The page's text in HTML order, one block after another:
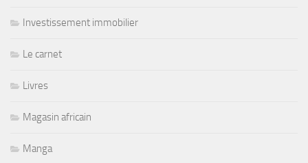
Investissement immobilier
Le carnet
Livres
Magasin africain
Manga